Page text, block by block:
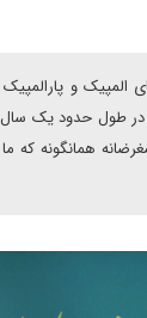
المپیک و
همانگونه که